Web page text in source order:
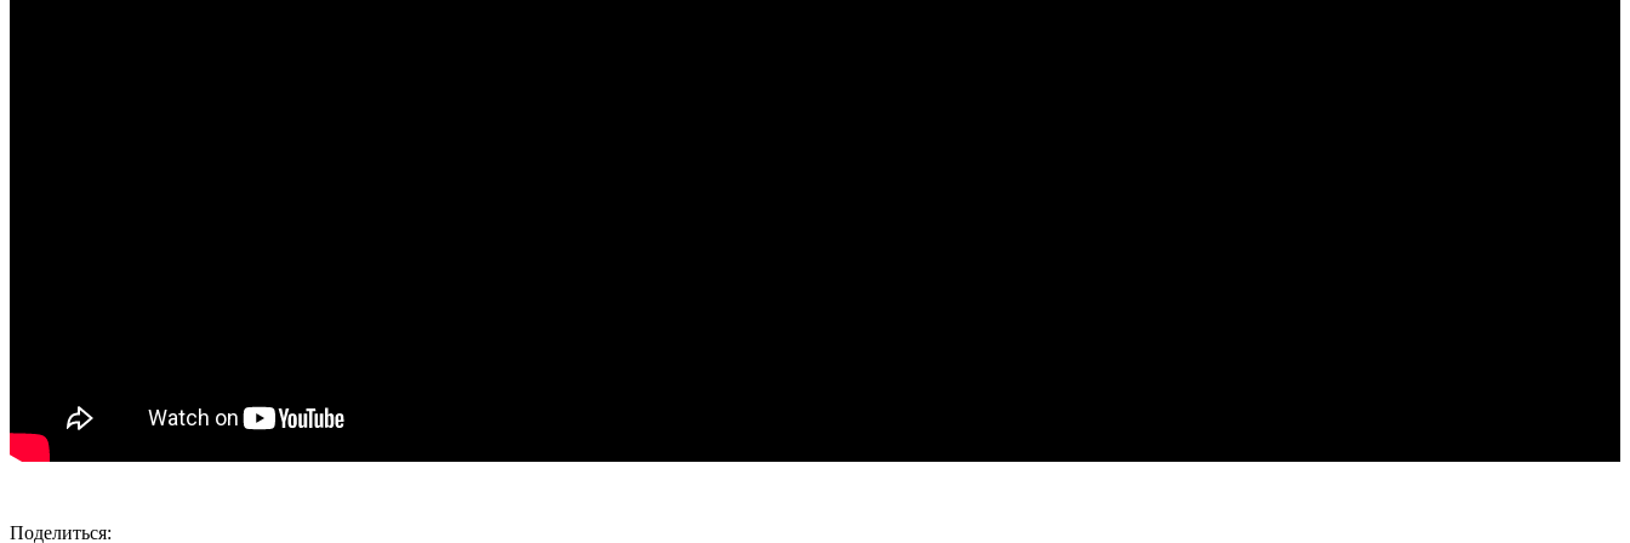
Поделиться: